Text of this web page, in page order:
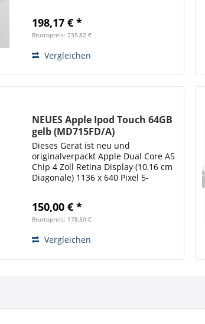
feststellbaren Sortierkörben 2361
(nur in lichtgrau), Die Lieferung
198,17 € *
Bruttopreis: 235,82 €
Vergleichen
NEUES Apple Ipod Touch 64GB
gelb (MD715FD/A)
Dieses Gerät ist neu und
originalverpackt Apple Dual Core A5
Chip 4 Zoll Retina Display (10,16 cm
Diagonale) 1136 x 640 Pixel 5-
per OTA-Update) Funktionen wie Siri
und...
150,00 € *
Bruttopreis: 178,50 €
Vergleichen